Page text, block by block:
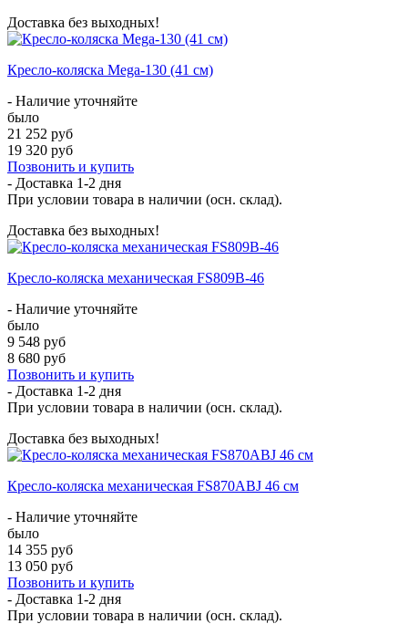
Доставка без выходных!
Кресло-коляска Mega-130 (41 см)
- Наличие уточняйте
было
21 252 руб
19 320 руб
Позвонить и купить
- Доставка 1-2 дня
При условии товара в наличии (осн. склад).
Доставка без выходных!
Кресло-коляска механическая FS809B-46
- Наличие уточняйте
было
9 548 руб
8 680 руб
Позвонить и купить
- Доставка 1-2 дня
При условии товара в наличии (осн. склад).
Доставка без выходных!
Кресло-коляска механическая FS870ABJ 46 см
- Наличие уточняйте
было
14 355 руб
13 050 руб
Позвонить и купить
- Доставка 1-2 дня
При условии товара в наличии (осн. склад).